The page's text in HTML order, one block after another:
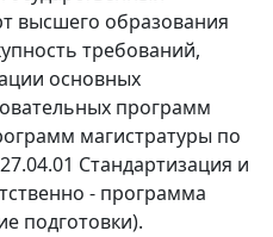
высшего образования
требований,
основных
программ
магистратуры по
Стандартизация и
- программа
подготовки).